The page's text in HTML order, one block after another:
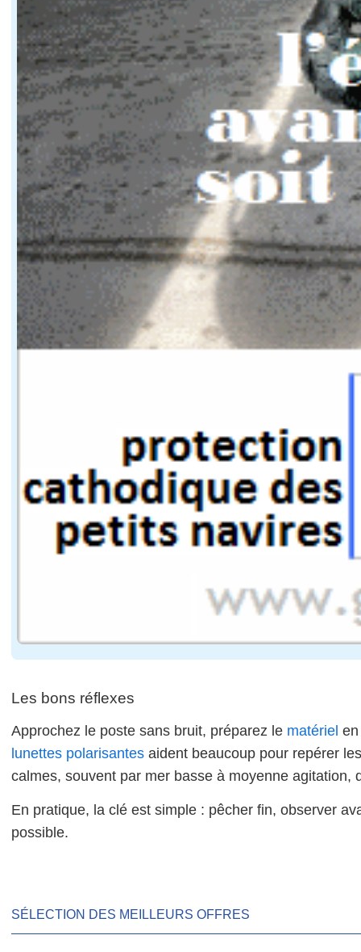
Les bons réflexes
Approchez le poste sans bruit, préparez le matériel
lunettes polarisantes aident beaucoup pour repérer
calmes, souvent par mer basse à moyenne
En pratique, la clé est simple : pêcher fin, observer
possible.
SÉLECTION DES MEILLEURS OFFRES